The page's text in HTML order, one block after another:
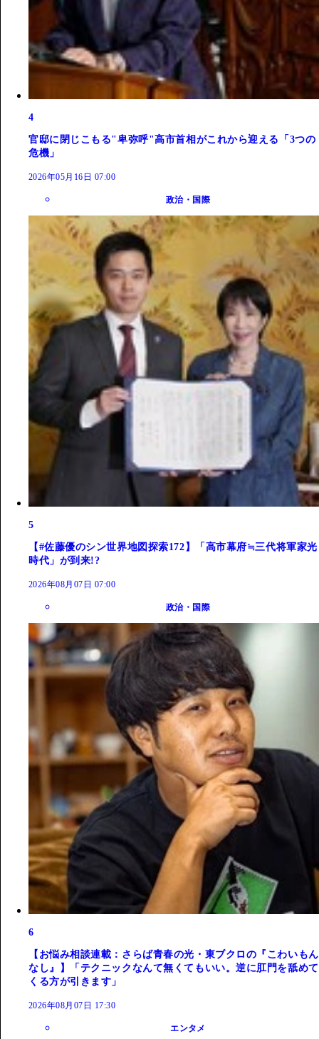
4
官邸に閉じこもる"卑弥呼"高市首相がこれから迎える「3つの
危機」
2026年05月16日 07:00
政治・国際
5
【#佐藤優のシン世界地図探索172】「高市幕府≒三代将軍家光
時代」が到来!?
2026年08月07日 07:00
政治・国際
6
【お悩み相談連載：さらば青春の光・東ブクロの『こわいもん
なし』】「テクニックなんて無くてもいい。逆に肛門を舐めて
くる方が引きます」
2026年08月07日 17:30
エンタメ